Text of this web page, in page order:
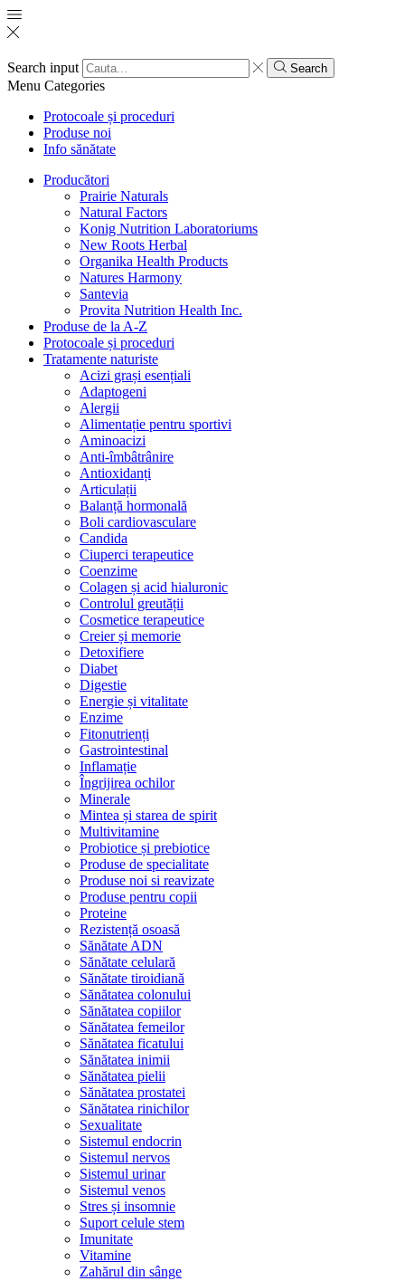
Search input Search
Menu Categories
Protocoale și proceduri
Produse noi
Info sănătate
Producători
Prairie Naturals
Natural Factors
Konig Nutrition Laboratoriums
New Roots Herbal
Organika Health Products
Natures Harmony
Santevia
Provita Nutrition Health Inc.
Produse de la A-Z
Protocoale și proceduri
Tratamente naturiste
Acizi grași esențiali
Adaptogeni
Alergii
Alimentație pentru sportivi
Aminoacizi
Anti-îmbâtrânire
Antioxidanți
Articulații
Balanță hormonală
Boli cardiovasculare
Candida
Ciuperci terapeutice
Coenzime
Colagen și acid hialuronic
Controlul greutății
Cosmetice terapeutice
Creier și memorie
Detoxifiere
Diabet
Digestie
Energie și vitalitate
Enzime
Fitonutrienți
Gastrointestinal
Inflamație
Îngrijirea ochilor
Minerale
Mintea și starea de spirit
Multivitamine
Probiotice și prebiotice
Produse de specialitate
Produse noi si reavizate
Produse pentru copii
Proteine
Rezistență osoasă
Sănătate ADN
Sănătate celulară
Sănătate tiroidiană
Sănătatea colonului
Sănătatea copiilor
Sănătatea femeilor
Sănătatea ficatului
Sănătatea inimii
Sănătatea pielii
Sănătatea prostatei
Sănătatea rinichilor
Sexualitate
Sistemul endocrin
Sistemul nervos
Sistemul urinar
Sistemul venos
Stres și insomnie
Suport celule stem
Imunitate
Vitamine
Zahărul din sânge